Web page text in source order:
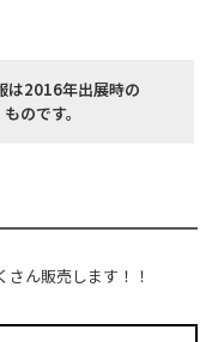
は2016年出展時の
ものです。
ん販売します！！